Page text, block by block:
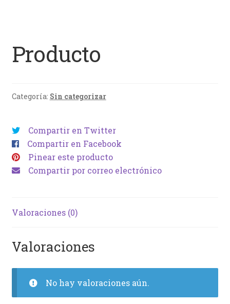
Producto
Categoría: Sin categorizar
Compartir en Twitter
Compartir en Facebook
Pinear este producto
Compartir por correo electrónico
Valoraciones (0)
Valoraciones
No hay valoraciones aún.